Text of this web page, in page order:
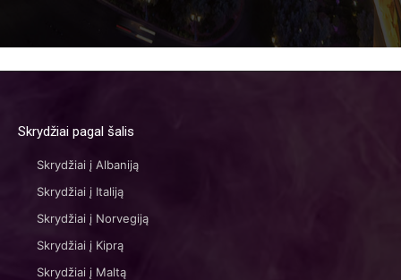
Skrydžiai pagal šalis
Skrydžiai į Albaniją
Skrydžiai į Italiją
Skrydžiai į Norvegiją
Skrydžiai į Kiprą
Skrydžiai į Maltą